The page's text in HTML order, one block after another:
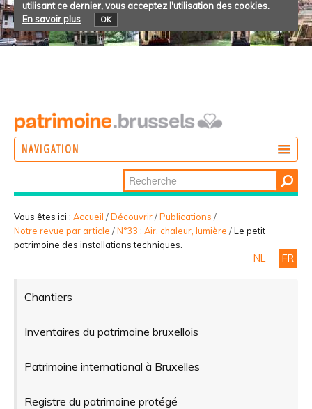
utilisant ce dernier, vous acceptez l'utilisation des cookies.
En savoir plus
OK
NAVIGATION
PARTICIPER
Chercher par
Recherche
avancée…
Vous êtes ici : Accueil /Découvrir/Publications /
Notre revue par article /N°33 : Air, chaleur, lumière /Le petit
patrimoine des installations techniques.
NL FR
Chantiers
Inventaires du patrimoine bruxellois
Patrimoine international à Bruxelles
Registre du patrimoine protégé